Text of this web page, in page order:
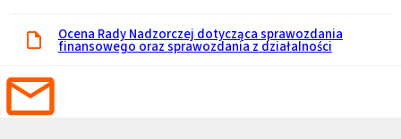
Ocena Rady Nadzorczej dotycząca sprawozdania
finansowego oraz sprawozdania z działalności